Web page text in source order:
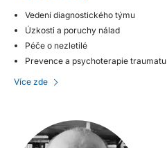
Vedení diagnostického týmu
Úzkosti a poruchy nálad
Péče o nezletilé
Prevence a psychoterapie traumatu
Více zde